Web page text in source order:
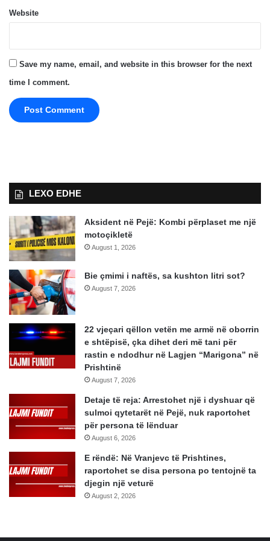
Website
Save my name, email, and website in this browser for the next
time I comment.
LEXO EDHE
Aksident në Pejë: Kombi përplaset me një
motoçikletë
August 1, 2026
Bie çmimi i naftës, sa kushton litri sot?
August 7, 2026
22 vjeçari qëllon vetën me armë në oborrin
e shtëpisë, çka dihet deri më tani për
rastin e ndodhur në Lagjen “Marigona” në
Prishtinë
August 7, 2026
Detaje të reja: Arrestohet një i dyshuar që
sulmoi qytetarët në Pejë, nuk raportohet
për persona të lënduar
August 6, 2026
E rëndë: Në Vranjevc të Prishtines,
raportohet se disa persona po tentojnë ta
djegin një veturë
August 2, 2026